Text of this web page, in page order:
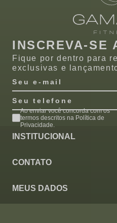
INSCREVA-SE
Fique por dentro para
exclusivas e
Seu telefone
Seu e-mail
Ao enviar você concorda com os
termos descritos na Política de
Privacidade.
INSTITUCIONAL
CONTATO
MEUS DADOS